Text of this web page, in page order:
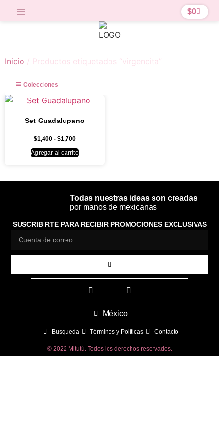
$0
Inicio / Productos etiquetados “virgencita”
Colecciones
Set Guadalupano
$1,400 - $1,700
Agregar al carrito
Todas nuestras ideas son creadas
por manos de mexicanas
SUSCRIBIRTE PARA RECIBIR PROMOCIONES EXCLUSIVAS
México
Busqueda Términos y Políticas Contacto
© 2022 Mitutú. Todos los derechos reservados.